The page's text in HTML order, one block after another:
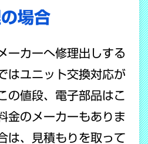
場合
ーカーへ修理出しする
はユニット交換対応が
の値段、電子部品はこ
金のメーカーもありま
は、見積もりを取って